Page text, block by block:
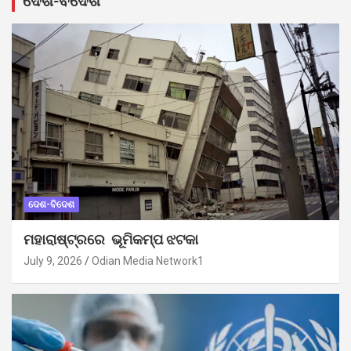
ଦେଶ-ବିଦେଶ
ମହାରାଷ୍ଟ୍ରରେ ଭୂମିକମ୍ପ ଝଟକା
July 9, 2026 Odian Media Network1